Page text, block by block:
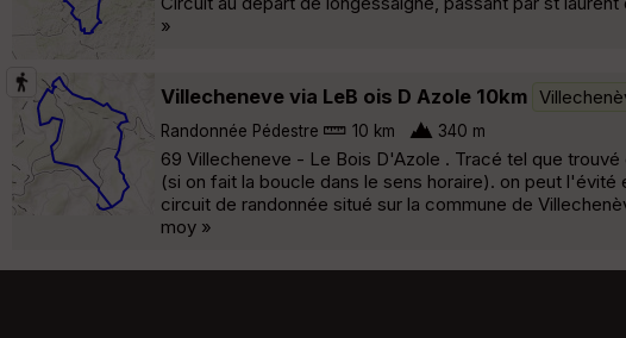
»
Villecheneve via LeB ois D Azole 10km
Randonnée Pédestre 10 km 340 m
69 Villecheneve - Le Bois D'Azole . Tracé tel que
(si on fait la boucle dans le sens horaire). on peut
circuit de randonnée situé sur la commune de
moy »